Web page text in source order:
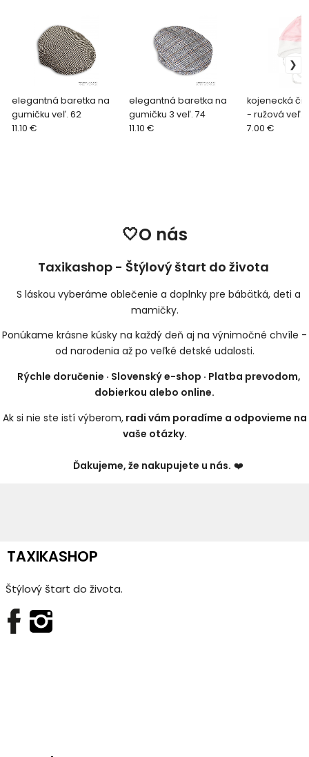
elegantná baretka na
gumičku veľ. 62
11.10 €
elegantná baretka na
gumičku 3 veľ. 74
11.10 €
kojenecká
- ružová veľ.
7.00 €
🤍O nás
Taxikashop - Štýlový štart do života
S láskou vyberáme oblečenie a doplnky pre bábätká, deti a
mamičky.
Ponúkame krásne kúsky na každý deň aj na výnimočné chvíle -
od narodenia až po veľké detské udalosti.
Rýchle doručenie · Slovenský e-shop · Platba prevodom,
dobierkou alebo online.
Ak si nie ste istí výberom,radi vám poradíme a odpovieme na
vaše otázky.
Ďakujeme, že nakupujete u nás. ❤️
TAXIKASHOP
Štýlový štart do života.